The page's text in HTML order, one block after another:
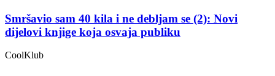
Smršavio sam 40 kila i ne debljam se (2): Novi
dijelovi knjige koja osvaja publiku
CoolKlub